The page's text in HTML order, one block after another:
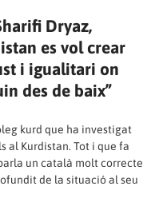
Dryaz,
es vol crear
i igualitari on
des de baix”
kurd que ha investigat
al Kurdistan. Tot i que fa
un català molt correcte
de la situació al seu